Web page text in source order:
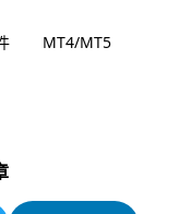
MT4/MT5